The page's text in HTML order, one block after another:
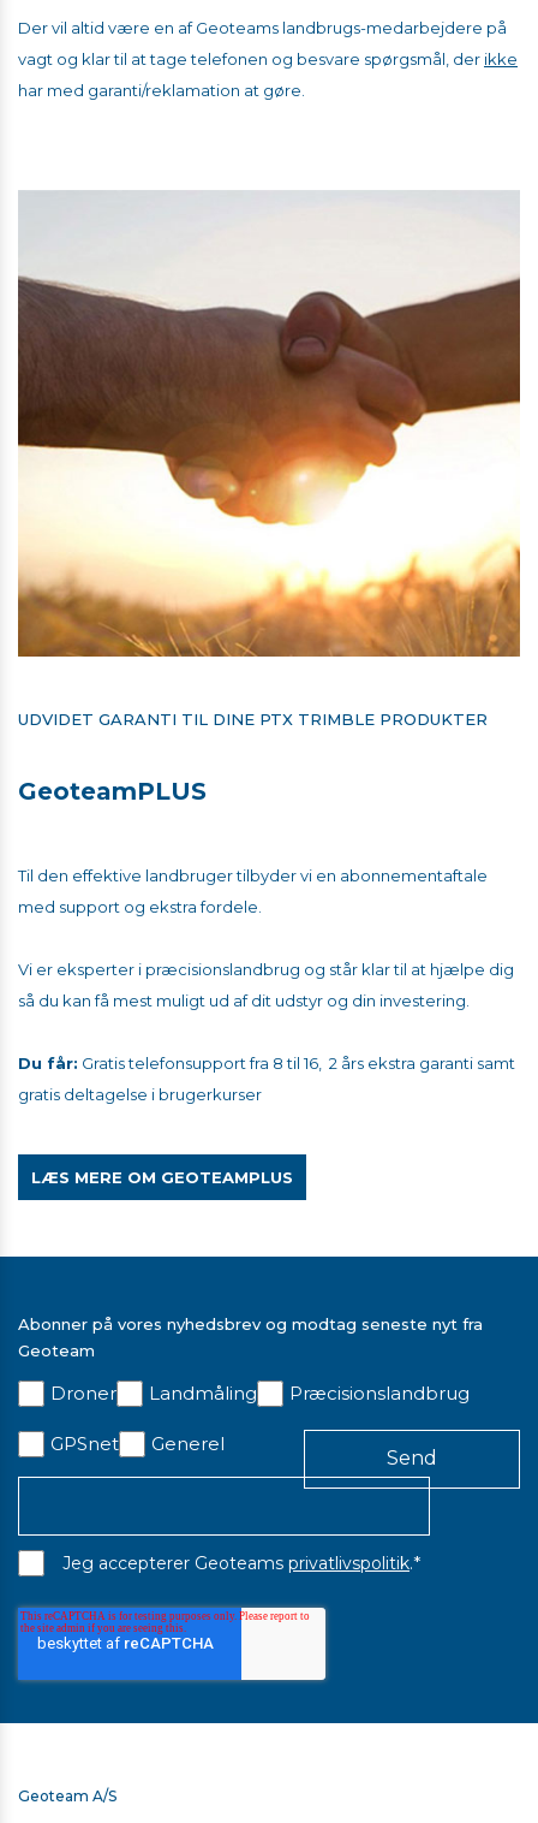
Der vil altid være en af Geoteams landbrugs-medarbejdere på
vagt og klar til at tage telefonen og besvare spørgsmål, der ikke
har med garanti/reklamation at gøre.
UDVIDET GARANTI TIL DINE PTX TRIMBLE PRODUKTER
GeoteamPLUS
Til den effektive landbruger tilbyder vi en abonnementaftale
med support og ekstra fordele.
Vi er eksperter i præcisionslandbrug og står klar til at hjælpe dig
så du kan få mest muligt ud af dit udstyr og din investering.
Du får: Gratis telefonsupport fra 8 til 16, 2 års ekstra garanti samt
gratis deltagelse i brugerkurser
LÆS MERE OM GEOTEAMPLUS
Abonner på vores nyhedsbrev og modtag seneste nyt fra
Geoteam
Droner Landmåling Præcisionslandbrug
GPSnet Generel
Jeg accepterer Geoteams privatlivspolitik.*
Geoteam A/S